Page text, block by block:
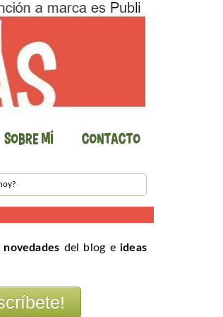
Sobre mí Contacto
novedades del blog e ideas